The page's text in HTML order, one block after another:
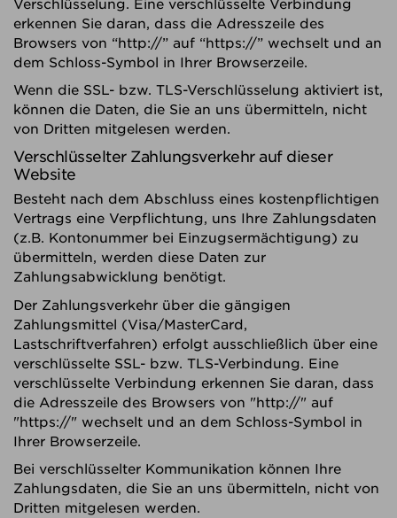
Verschlüsselung. Eine verschlüsselte Verbindung
erkennen Sie daran, dass die Adresszeile des
Browsers von “http://” auf “https://” wechselt und an
dem Schloss-Symbol in Ihrer Browserzeile.
Wenn die SSL- bzw. TLS-Verschlüsselung aktiviert ist,
können die Daten, die Sie an uns übermitteln, nicht
von Dritten mitgelesen werden.
Verschlüsselter Zahlungsverkehr auf dieser
Website
Besteht nach dem Abschluss eines kostenpflichtigen
Vertrags eine Verpflichtung, uns Ihre Zahlungsdaten
(z.B. Kontonummer bei Einzugsermächtigung) zu
übermitteln, werden diese Daten zur
Zahlungsabwicklung benötigt.
Der Zahlungsverkehr über die gängigen
Zahlungsmittel (Visa/MasterCard,
Lastschriftverfahren) erfolgt ausschließlich über eine
verschlüsselte SSL- bzw. TLS-Verbindung. Eine
verschlüsselte Verbindung erkennen Sie daran, dass
die Adresszeile des Browsers von "http://" auf
"https://" wechselt und an dem Schloss-Symbol in
Ihrer Browserzeile.
Bei verschlüsselter Kommunikation können Ihre
Zahlungsdaten, die Sie an uns übermitteln, nicht von
Dritten mitgelesen werden.